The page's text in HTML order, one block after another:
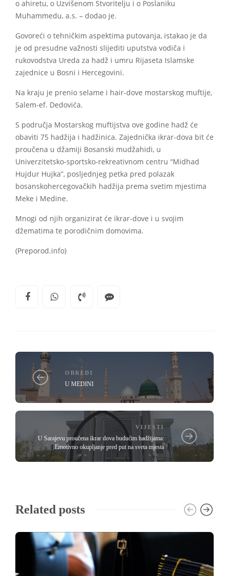
o ahiretu, o Uzvišenom Stvoritelju i o Poslaniku
Muhammedu, a.s. – dodao je.
Govoreći o tehničkim aspektima putovanja, istakao je da
je od presudne važnosti slijediti uputstva vodiča i
rukovodstva Ureda za hadž i umru Rijaseta Islamske
zajednice u Bosni i Hercegovini.
Na kraju je prenio selame i hair-dove mostarskog muftije,
Salem-ef. Dedovića.
S područja Mostarskog muftijstva ove godine hadž će
obaviti 75 hadžija i hadžinica. Zajednička ikrar-dova bit će
proučena u džamiji Bosanski mudžahidi, u
Univerzitetsko-sportsko-rekreativnom centru “Midhad
Hujdur Hujka”, posljednjeg petka pred polazak
bosanskohercegovačkih hadžija prema svetim mjestima
Meke i Medine.
Mnogi od njih organizirat će ikrar-dove i u svojim
džematima te porodičnim domovima.
(Preporod.info)
OBREDI
U MEDINI
VIJESTI
U Sarajevu proučena ikrar dova budućim hadžijama:
Emotivno okupljanje pred put na sveta mjesta
Related posts